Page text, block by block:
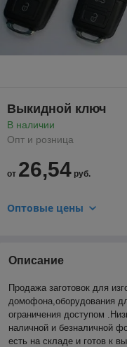
Выкидной ключ
В наличии
Опт и розница
от 26,54 руб.
Оптовые цены
Описание
Продажа заготовок для
домофона,оборудования
ограничения доступом
наличной и безналичной
есть на складе и готов к